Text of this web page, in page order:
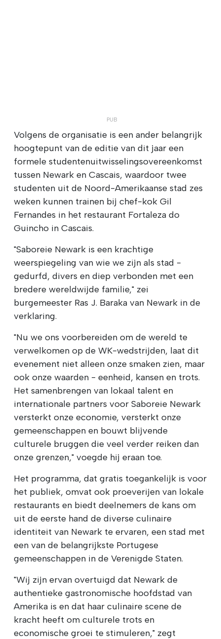
Volgens de organisatie is een ander belangrijk
hoogtepunt van de editie van dit jaar een
formele studentenuitwisselingsovereenkomst
tussen Newark en Cascais, waardoor twee
studenten uit de Noord-Amerikaanse stad zes
weken kunnen trainen bij chef-kok Gil
Fernandes in het restaurant Fortaleza do
Guincho in Cascais.
"Saboreie Newark is een krachtige
weerspiegeling van wie we zijn als stad -
gedurfd, divers en diep verbonden met een
bredere wereldwijde familie," zei
burgemeester Ras J. Baraka van Newark in de
verklaring.
"Nu we ons voorbereiden om de wereld te
verwelkomen op de WK-wedstrijden, laat dit
evenement niet alleen onze smaken zien, maar
ook onze waarden - eenheid, kansen en trots.
Het samenbrengen van lokaal talent en
internationale partners voor Saboreie Newark
versterkt onze economie, versterkt onze
gemeenschappen en bouwt blijvende
culturele bruggen die veel verder reiken dan
onze grenzen," voegde hij eraan toe.
Het programma, dat gratis toegankelijk is voor
het publiek, omvat ook proeverijen van lokale
restaurants en biedt deelnemers de kans om
uit de eerste hand de diverse culinaire
identiteit van Newark te ervaren, een stad met
een van de belangrijkste Portugese
gemeenschappen in de Verenigde Staten.
"Wij zijn ervan overtuigd dat Newark de
authentieke gastronomische hoofdstad van
Amerika is en dat haar culinaire scene de
kracht heeft om culturele trots en
economische groei te stimuleren," zegt